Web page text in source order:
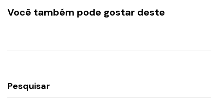
Você também pode gostar deste
Pesquisar